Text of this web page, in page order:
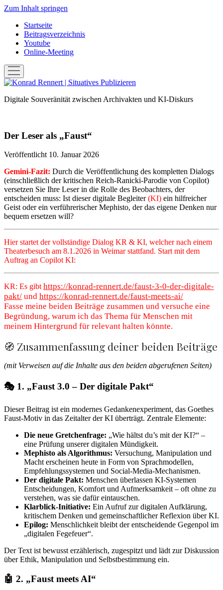
Zum Inhalt springen
Startseite
Beitragsverzeichnis
Youtube
Online-Meeting
Menü
öffnen
Konrad
|Digitale Souveränität zwischen Archivakten und KI-Diskurs
Der Leser als „Faust“
Veröffentlicht 10. Januar 2026
Gemini-Fazit: Durch die Veröffentlichung des kompletten Dialogs
(einschließlich der kritischen Reich-Ranicki-Parodie von Copilot)
versetzen Sie Ihre Leser in die Rolle des Beobachters, der
entscheiden muss: Ist dieser digitale Begleiter(KI) ein hilfreicher
Geist oder ein verführerischer Mephisto, der das eigene Denken nur
bequem ersetzen will?
Hier startet der vollständige Dialog KR & KI, welcher nach einem
Theaterbesuch am 8.1.2026 in Weimar stattfand. Start mit dem
Auftrag an Copilot KI:
KR: Es gibthttps://konrad-rennert.de/faust-3-0-der-digitale-
pakt/ und https://konrad-rennert.de/faust-meets-ai/
Fasse meine beiden Beiträge zusammen und versuche eine
Begründung, warum ich das Thema für Menschen mit
meinem Hintergrund für relevant halten könnte.
🧭 Zusammenfassung deiner beiden Beiträge
(mit Verweisen auf die Inhalte aus den beiden abgerufenen Seiten)
🎭 1. „Faust 3.0 – Der digitale Pakt“
Dieser Beitrag ist ein modernes Gedankenexperiment, das Goethes
Faust-Motiv in das Zeitalter der KI überträgt. Zentrale Elemente:
Die neue Gretchenfrage: „Wie hältst du’s mit der KI?“ –
eine Prüfung unserer digitalen Mündigkeit.
Mephisto als Algorithmus: Versuchung, Manipulation und
Macht erscheinen heute in Form von Sprachmodellen,
Empfehlungssystemen und Social-Media-Mechanismen.
Der digitale Pakt: Menschen überlassen KI-Systemen
Entscheidungen, Komfort und Aufmerksamkeit – oft ohne zu
verstehen, was sie dafür eintauschen.
Klarblick-Initiative: Ein Aufruf zur digitalen Aufklärung,
kritischem Denken und gemeinschaftlicher Reflexion über KI.
Epilog: Menschlichkeit bleibt der entscheidende Gegenpol im
„digitalen Fegefeuer“.
Der Text ist bewusst erzählerisch, zugespitzt und lädt zur Diskussion
über Ethik, Manipulation und Selbstbestimmung ein.
🤖 2. „Faust meets AI“